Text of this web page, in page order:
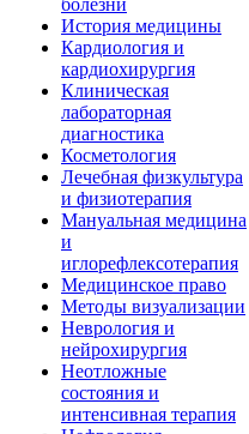
болезни
История медицины
Кардиология и
кардиохирургия
Клиническая
лабораторная
диагностика
Косметология
Лечебная физкультура
и физиотерапия
Мануальная медицина
и
иглорефлексотерапия
Медицинское право
Методы визуализации
Неврология и
нейрохирургия
Неотложные
состояния и
интенсивная терапия